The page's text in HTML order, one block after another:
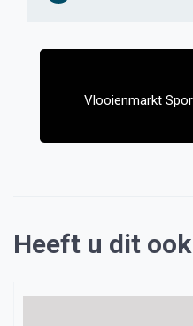
Bericht
Vlooienmarkt
Heeft u dit